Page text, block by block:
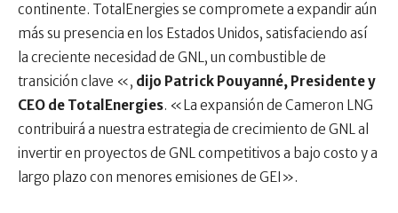
continente. TotalEnergies se compromete a expandir aún
más su presencia en los Estados Unidos, satisfaciendo así
la creciente necesidad de GNL, un combustible de
transición clave «, dijo Patrick Pouyanné, Presidente y
CEO de TotalEnergies. «La expansión de Cameron LNG
contribuirá a nuestra estrategia de crecimiento de GNL al
invertir en proyectos de GNL competitivos a bajo costo y a
largo plazo con menores emisiones de GEI».